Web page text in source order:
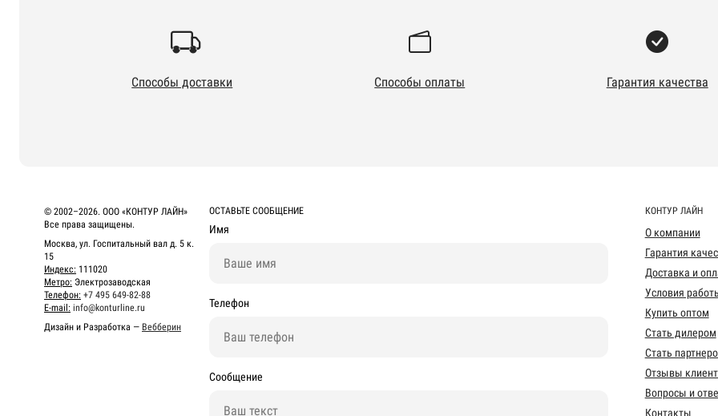
Способы доставки Способы оплаты Гарантия качества
© 2002–2026. ООО «КОНТУР ЛАЙН»
Все права защищены.
Москва, ул. Госпитальный вал д. 5 к.
15
Индекс: 111020
Метро: Электрозаводская
Телефон: +7 495 649-82-88
E-mail: info@konturline.ru
Дизайн и Разработка — Вебберин
ОСТАВЬТЕ СООБЩЕНИЕ
Имя
Телефон
Сообщение
КОНТУР ЛАЙН
О компании
Гарантия
Доставка и
Условия
Купить оптом
Стать дилером
Стать
Отзывы
Вопросы и
Контакты